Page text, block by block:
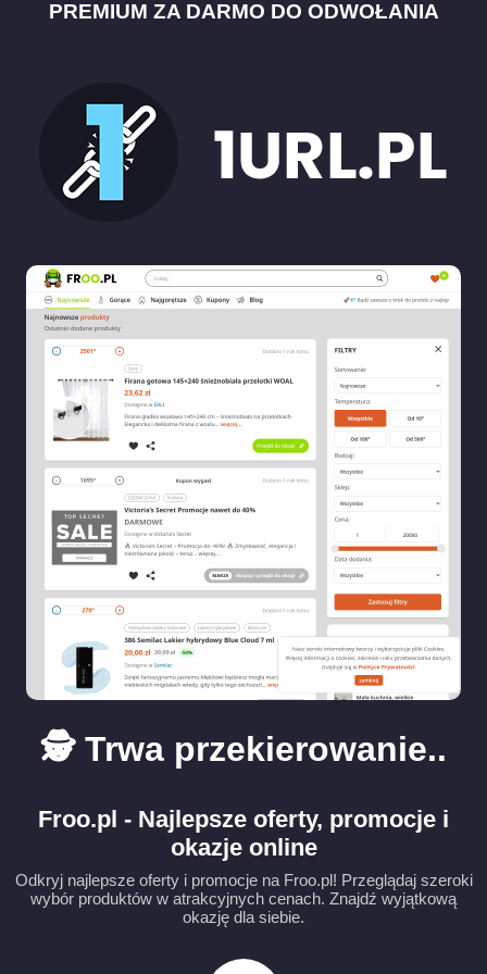
PREMIUM ZA DARMO DO ODWOŁANIA
🕵️ Trwa przekierowanie..
Froo.pl - Najlepsze oferty, promocje i
okazje online
Odkryj najlepsze oferty i promocje na Froo.pl! Przeglądaj szeroki
wybór produktów w atrakcyjnych cenach. Znajdź wyjątkową
okazję dla siebie.